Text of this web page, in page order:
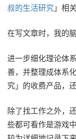
叔的生活研究」相
在写文章时，我的
进一步细化理论体
善，并整理成体系
究」的收费产品，
除了找工作之外，
些都可看作是游戏